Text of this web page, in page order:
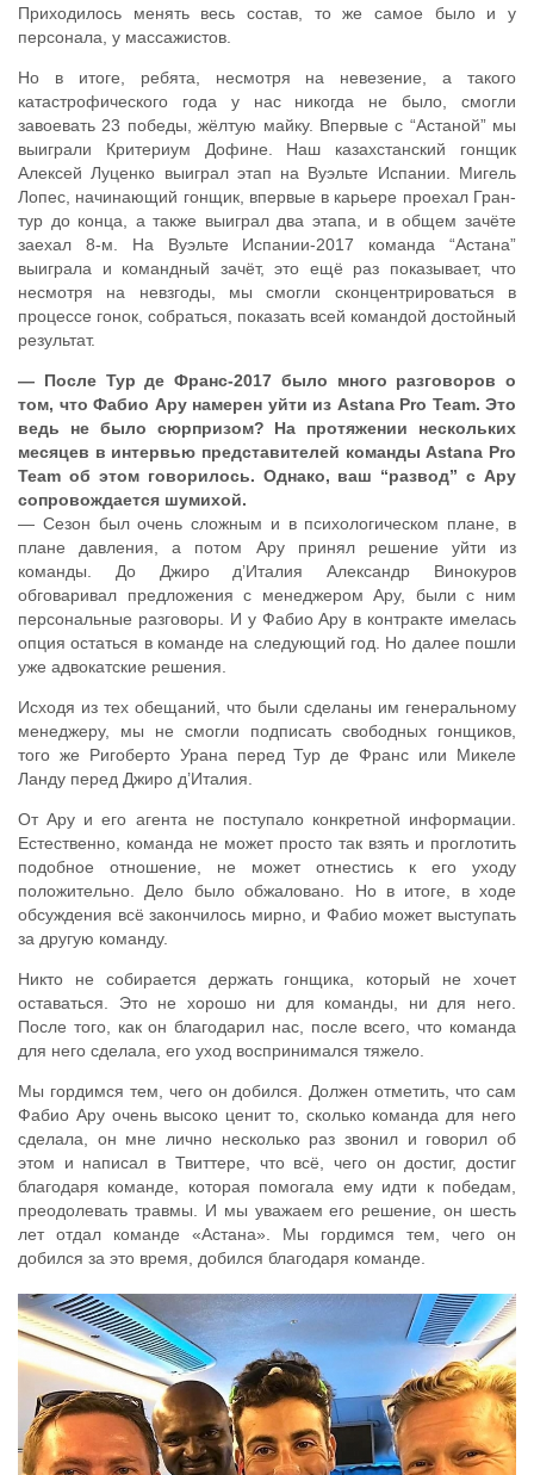
Приходилось менять весь состав, то же самое было и у
персонала, у массажистов.
Но в итоге, ребята, несмотря на невезение, а такого
катастрофического года у нас никогда не было, смогли
завоевать 23 победы, жёлтую майку. Впервые с “Астаной” мы
выиграли Критериум Дофине. Наш казахстанский гонщик
Алексей Луценко выиграл этап на Вуэльте Испании. Мигель
Лопес, начинающий гонщик, впервые в карьере проехал Гран-
тур до конца, а также выиграл два этапа, и в общем зачёте
заехал 8-м. На Вуэльте Испании-2017 команда “Астана”
выиграла и командный зачёт, это ещё раз показывает, что
несмотря на невзгоды, мы смогли сконцентрироваться в
процессе гонок, собраться, показать всей командой достойный
результат.
— После Тур де Франс-2017 было много разговоров о
том, что Фабио Ару намерен уйти из Astana Pro Team. Это
ведь не было сюрпризом? На протяжении нескольких
месяцев в интервью представителей команды Astana Pro
Team об этом говорилось. Однако, ваш “развод” с Ару
сопровождается шумихой.
— Сезон был очень сложным и в психологическом плане, в
плане давления, а потом Ару принял решение уйти из
команды. До Джиро д’Италия Александр Винокуров
обговаривал предложения с менеджером Ару, были с ним
персональные разговоры. И у Фабио Ару в контракте имелась
опция остаться в команде на следующий год. Но далее пошли
уже адвокатские решения.
Исходя из тех обещаний, что были сделаны им генеральному
менеджеру, мы не смогли подписать свободных гонщиков,
того же Ригоберто Урана перед Тур де Франс или Микеле
Ланду перед Джиро д’Италия.
От Ару и его агента не поступало конкретной информации.
Естественно, команда не может просто так взять и проглотить
подобное отношение, не может отнестись к его уходу
положительно. Дело было обжаловано. Но в итоге, в ходе
обсуждения всё закончилось мирно, и Фабио может выступать
за другую команду.
Никто не собирается держать гонщика, который не хочет
оставаться. Это не хорошо ни для команды, ни для него.
После того, как он благодарил нас, после всего, что команда
для него сделала, его уход воспринимался тяжело.
Мы гордимся тем, чего он добился. Должен отметить, что сам
Фабио Ару очень высоко ценит то, сколько команда для него
сделала, он мне лично несколько раз звонил и говорил об
этом и написал в Твиттере, что всё, чего он достиг, достиг
благодаря команде, которая помогала ему идти к победам,
преодолевать травмы. И мы уважаем его решение, он шесть
лет отдал команде «Астана». Мы гордимся тем, чего он
добился за это время, добился благодаря команде.